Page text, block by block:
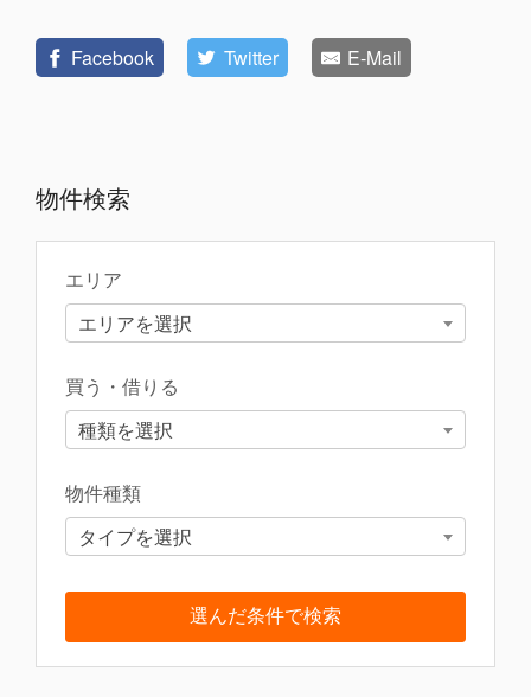
Facebook Twitter E-Mail
物件検索
エリア
エリアを選択
買う・借りる
種類を選択
物件種類
タイプを選択